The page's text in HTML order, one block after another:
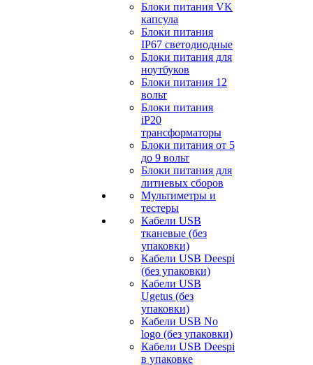
Блоки питания VK
капсула
Блоки питания
IP67 светодиодные
Блоки питания для
ноутбуков
Блоки питания 12
вольт
Блоки питания
iP20
трансформаторы
Блоки питания от 5
до 9 вольт
Блоки питания для
литиевых сборов
Мультиметры и
тестеры
Кабели USB
тканевые (без
упаковки)
Кабели USB Deespi
(без упаковки)
Кабели USB
Ugetus (без
упаковки)
Кабели USB No
logo (без упаковки)
Кабели USB Deespi
в упаковке